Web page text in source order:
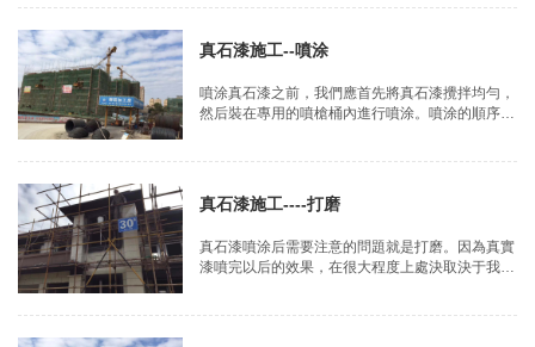
真石漆施工--噴涂
噴涂真石漆之前，我們應首先將真石漆攪拌均勻，
然后裝在專用的噴槍桶內進行噴涂。噴涂的順序應
均勻的進行噴涂。
真石漆施工----打磨
真石漆噴涂后需要注意的問題就是打磨。因為真實
漆噴完以后的效果，在很大程度上處決取決于我們